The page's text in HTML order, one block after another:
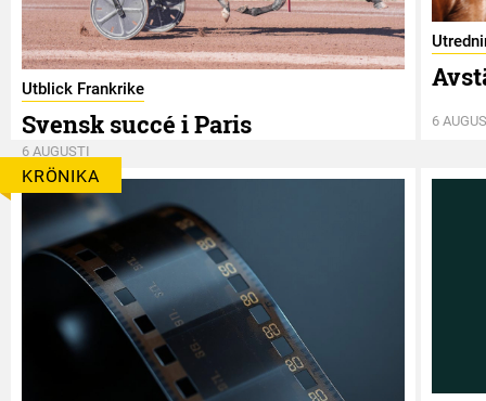
Utblick Frankrike
Svensk succé i Paris
6 AUGUSTI
6
KRÖNIKA